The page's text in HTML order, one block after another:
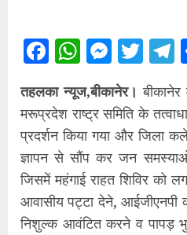
Facebook
तहलका न्यूज,बीकानेर।
मरूप्रदेश राष्ट्र समिति के
प्रदर्शन किया गया और जिला
ज्ञापन से सौंप कर जन
जिसमें महंगाई राहत शिविर को
आवासीय पट्टा देने, आईजीएनपी
निशुल्क आवंटित करने व पापड़